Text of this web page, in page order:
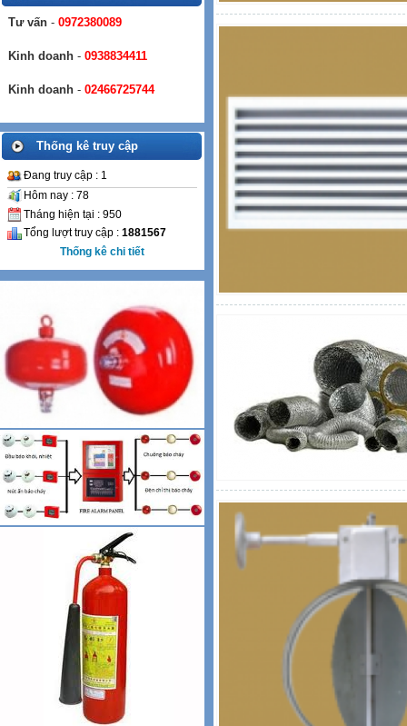
Tư vấn - 0972380089
Kinh doanh - 0938834411
Kinh doanh - 02466725744
Thống kê truy cập
Đang truy cập : 1
Hôm nay : 78
Tháng hiện tại : 950
Tổng lượt truy cập : 1881567
Thống kê chi tiết